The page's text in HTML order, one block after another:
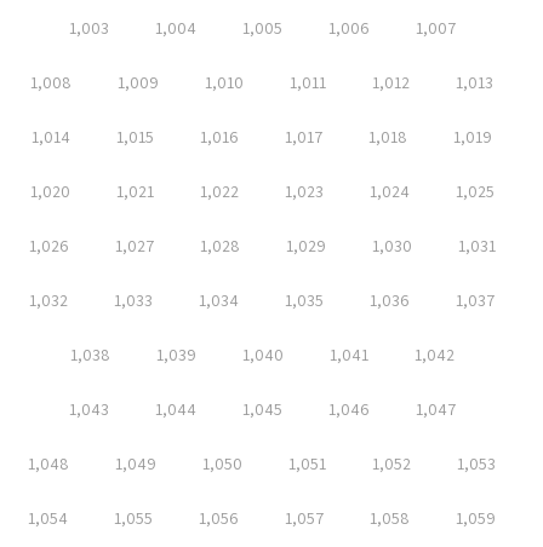
1,003 1,004 1,005 1,006 1,007
1,008 1,009 1,010 1,011 1,012 1,013
1,014 1,015 1,016 1,017 1,018 1,019
1,020 1,021 1,022 1,023 1,024 1,025
1,026 1,027 1,028 1,029 1,030 1,031
1,032 1,033 1,034 1,035 1,036 1,037
1,038 1,039 1,040 1,041 1,042
1,043 1,044 1,045 1,046 1,047
1,048 1,049 1,050 1,051 1,052 1,053
1,054 1,055 1,056 1,057 1,058 1,059